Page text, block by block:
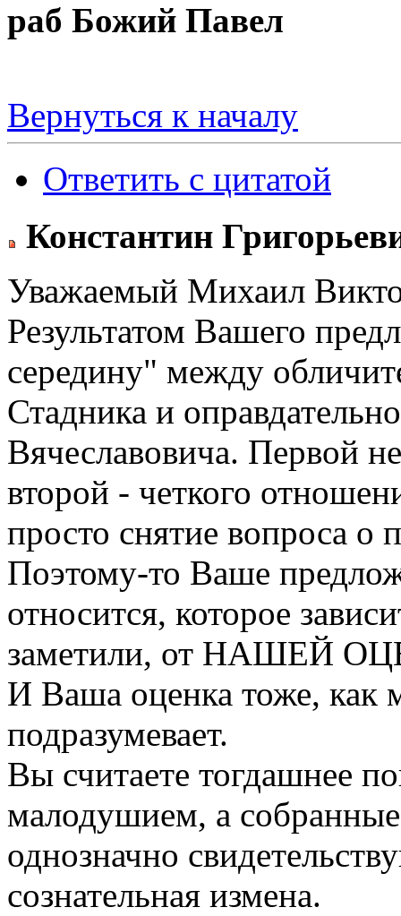
раб Божий Павел
Вернуться к началу
Ответить с цитатой
Константин
Уважаемый Михаил
Результатом Вашего
середину" между
Стадника и
Вячеславовича. Первой
второй - четкого
просто снятие вопроса о
Поэтому-то Ваше
относится, которое
заметили, от НАШЕЙ
И Ваша оценка тоже, как
подразумевает.
Вы считаете тогдашнее
малодушием, а
однозначно
сознательная измена.